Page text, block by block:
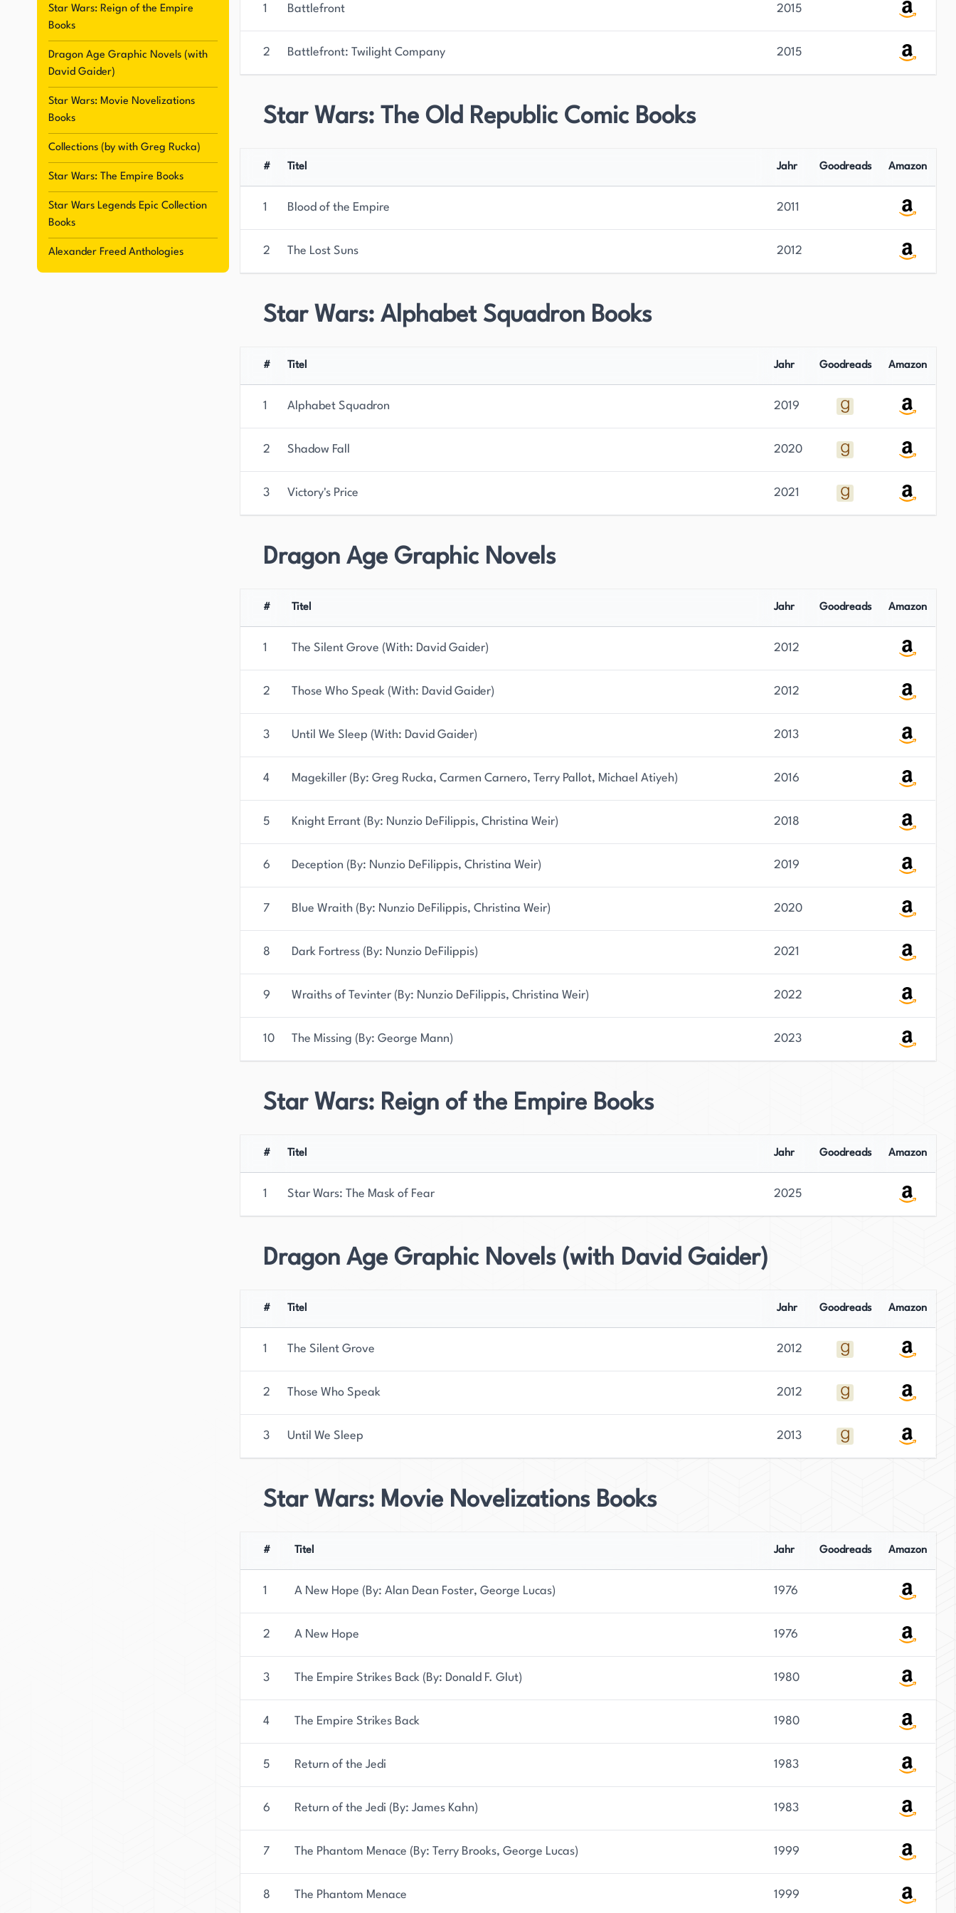
Star Wars: Reign of the Empire
Books
Dragon Age Graphic Novels (with
David Gaider)
Star Wars: Movie Novelizations
Books
Collections (by with Greg Rucka)
Star Wars: The Empire Books
Star Wars Legends Epic Collection
Books
Alexander Freed Anthologies
1 Battlefront 2015
2 Battlefront: Twilight Company 2015
Star Wars: The Old Republic Comic Books
# Titel Jahr Goodreads Amazon
1 Blood of the Empire 2011
2 The Lost Suns 2012
Star Wars: Alphabet Squadron Books
# Titel Jahr Goodreads Amazon
1 Alphabet Squadron 2019
2 Shadow Fall 2020
3 Victory's Price 2021
Dragon Age Graphic Novels
# Titel Jahr Goodreads Amazon
1 The Silent Grove (With: David Gaider) 2012
2 Those Who Speak (With: David Gaider) 2012
3 Until We Sleep (With: David Gaider) 2013
4 Magekiller (By: Greg Rucka, Carmen Carnero, Terry Pallot, Michael Atiyeh) 2016
5 Knight Errant (By: Nunzio DeFilippis, Christina Weir) 2018
6 Deception (By: Nunzio DeFilippis, Christina Weir) 2019
7 Blue Wraith (By: Nunzio DeFilippis, Christina Weir) 2020
8 Dark Fortress (By: Nunzio DeFilippis) 2021
9 Wraiths of Tevinter (By: Nunzio DeFilippis, Christina Weir) 2022
10 The Missing (By: George Mann) 2023
Star Wars: Reign of the Empire Books
# Titel Jahr Goodreads Amazon
1 Star Wars: The Mask of Fear 2025
Dragon Age Graphic Novels (with David Gaider)
# Titel Jahr Goodreads Amazon
1 The Silent Grove 2012
2 Those Who Speak 2012
3 Until We Sleep 2013
Star Wars: Movie Novelizations Books
# Titel Jahr Goodreads Amazon
1 A New Hope (By: Alan Dean Foster, George Lucas) 1976
2 A New Hope 1976
3 The Empire Strikes Back (By: Donald F. Glut) 1980
4 The Empire Strikes Back 1980
5 Return of the Jedi 1983
6 Return of the Jedi (By: James Kahn) 1983
7 The Phantom Menace (By: Terry Brooks, George Lucas) 1999
8 The Phantom Menace 1999